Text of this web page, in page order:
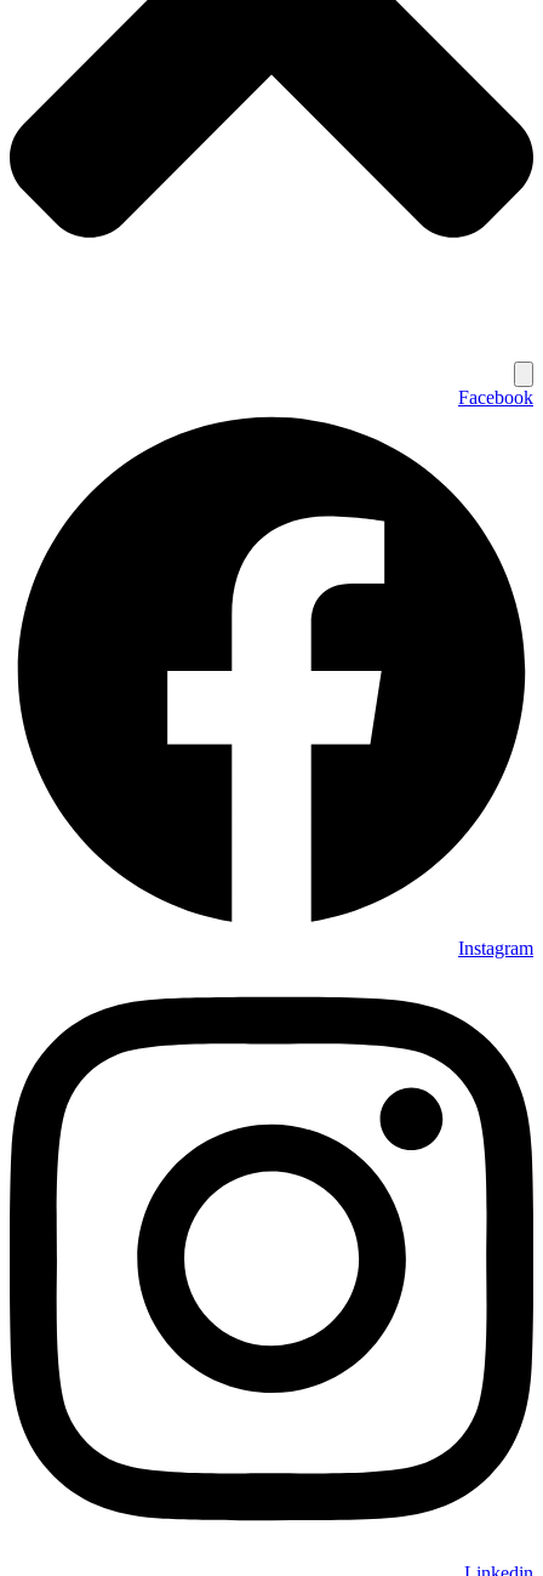
Facebook
Instagram